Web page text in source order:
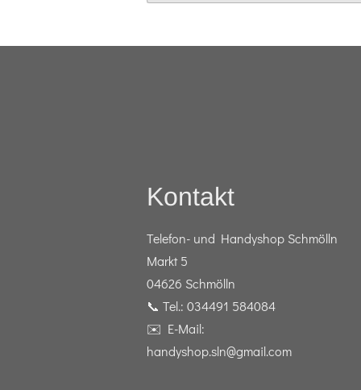
Kontakt
Telefon- und Handyshop Schmölln
Markt 5
04626 Schmölln
📞 Tel.: 034491 584084
✉️ E-Mail:
handyshop.sln@gmail.com